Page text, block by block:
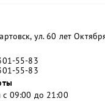
ул. 60 лет
55-83
55-83
с 09:00 до 21:00